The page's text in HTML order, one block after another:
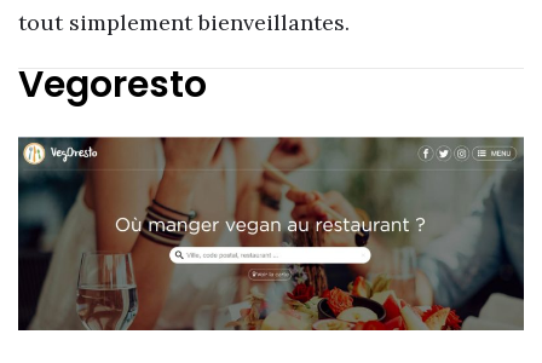
tout simplement bienveillantes.
Vegoresto